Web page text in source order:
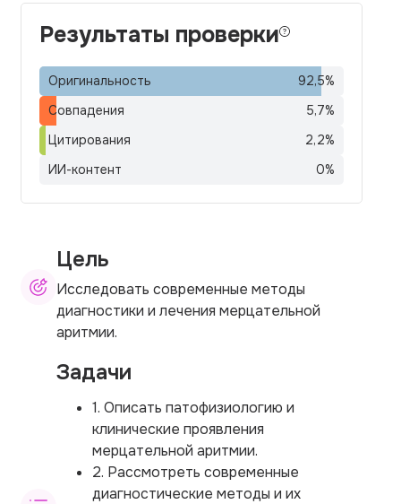
Результаты проверки
Оригинальность 92,5%
Совпадения
5,7%
Цитирования
2,2%
ИИ-контент
0%
Цель
Исследовать современные методы
диагностики и лечения мерцательной
аритмии.
Задачи
1. Описать патофизиологию и
клинические проявления
мерцательной аритмии.
2. Рассмотреть современные
диагностические методы и их